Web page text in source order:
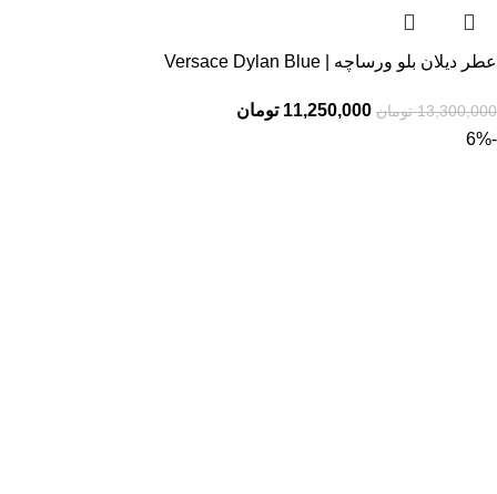
عطر دیلان بلو ورساچه | Versace Dylan Blue
13,300,000 تومان 11,250,000 تومان
-6%